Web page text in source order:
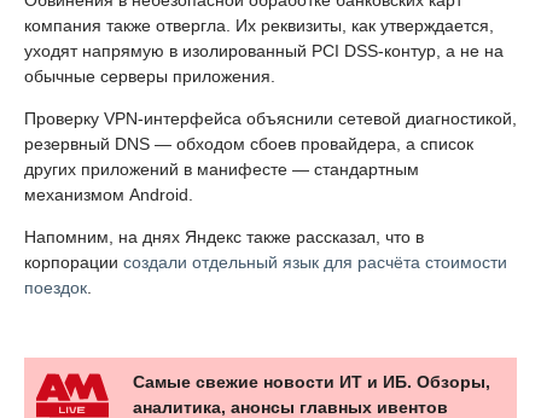
компания также отвергла. Их реквизиты, как утверждается,
уходят напрямую в изолированный PCI DSS-контур, а не на
обычные серверы приложения.
Проверку VPN-интерфейса объяснили сетевой диагностикой,
резервный DNS — обходом сбоев провайдера, а список
других приложений в манифесте — стандартным
механизмом Android.
Напомним, на днях Яндекс также рассказал, что в
корпорации создали отдельный язык для расчёта стоимости
поездок
Самые свежие новости ИТ и ИБ. Обзоры,
аналитика, анонсы главных ивентов